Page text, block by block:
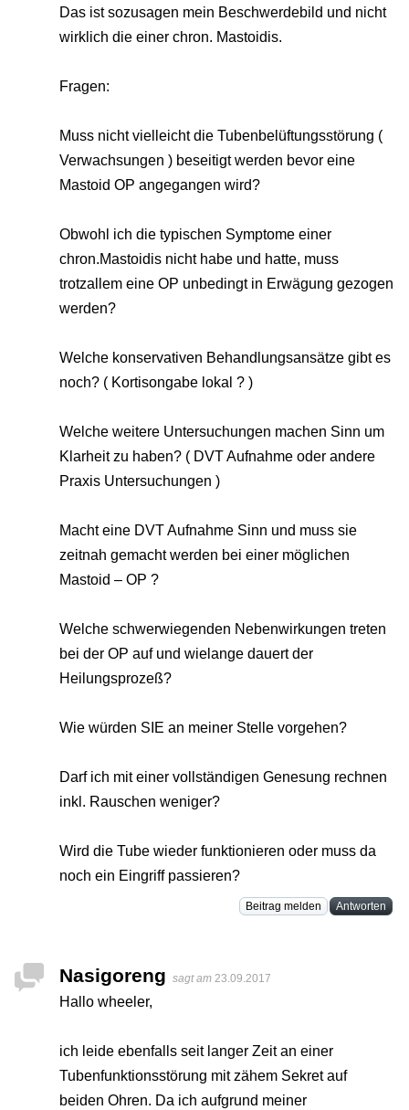
Das ist sozusagen mein Beschwerdebild und nicht
wirklich die einer chron. Mastoidis.
Fragen:
Muss nicht vielleicht die Tubenbelüftungsstörung (
Verwachsungen ) beseitigt werden bevor eine
Mastoid OP angegangen wird?
Obwohl ich die typischen Symptome einer
chron.Mastoidis nicht habe und hatte, muss
trotzallem eine OP unbedingt in Erwägung gezogen
werden?
Welche konservativen Behandlungsansätze gibt es
noch? ( Kortisongabe lokal ? )
Welche weitere Untersuchungen machen Sinn um
Klarheit zu haben? ( DVT Aufnahme oder andere
Praxis Untersuchungen )
Macht eine DVT Aufnahme Sinn und muss sie
zeitnah gemacht werden bei einer möglichen
Mastoid – OP ?
Welche schwerwiegenden Nebenwirkungen treten
bei der OP auf und wielange dauert der
Heilungsprozeß?
Wie würden SIE an meiner Stelle vorgehen?
Darf ich mit einer vollständigen Genesung rechnen
inkl. Rauschen weniger?
Wird die Tube wieder funktionieren oder muss da
noch ein Eingriff passieren?
Beitrag melden Antworten
Nasigoreng sagt am 23.09.2017
Hallo wheeler,
ich leide ebenfalls seit langer Zeit an einer
Tubenfunktionsstörung mit zähem Sekret auf
beiden Ohren. Da ich aufgrund meiner